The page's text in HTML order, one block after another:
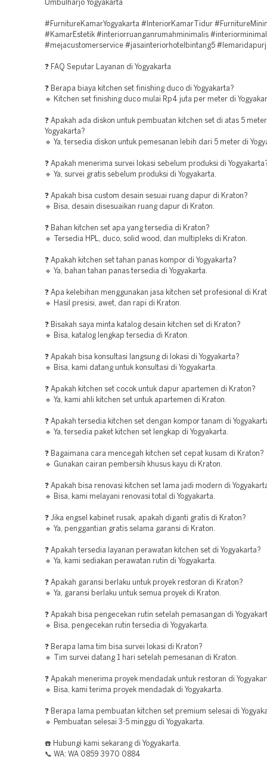
Umbulharjo Yogyakarta
#FurnitureKamarYogyakarta #InteriorKamarTidur
#KamarEstetik #interiorruanganrumahminimalis
#mejacustomerservice #jasainteriorhotelbintang5
❓ FAQ Seputar Layanan di Yogyakarta
❓ Berapa biaya kitchen set finishing duco di Yogyakarta?
🔹 Kitchen set finishing duco mulai Rp4 juta per meter di
❓ Apakah ada diskon untuk pembuatan kitchen set di atas 5
Yogyakarta?
🔹 Ya, tersedia diskon untuk pemesanan lebih dari 5 meter di
❓ Apakah menerima survei lokasi sebelum produksi di
🔹 Ya, survei gratis sebelum produksi di Yogyakarta.
❓ Apakah bisa custom desain sesuai ruang dapur di Kraton?
🔹 Bisa, desain disesuaikan ruang dapur di Kraton.
❓ Bahan kitchen set apa yang tersedia di Kraton?
🔹 Tersedia HPL, duco, solid wood, dan multipleks di Kraton.
❓ Apakah kitchen set tahan panas kompor di Yogyakarta?
🔹 Ya, bahan tahan panas tersedia di Yogyakarta.
❓ Apa kelebihan menggunakan jasa kitchen set profesional di
🔹 Hasil presisi, awet, dan rapi di Kraton.
❓ Bisakah saya minta katalog desain kitchen set di Kraton?
🔹 Bisa, katalog lengkap tersedia di Kraton.
❓ Apakah bisa konsultasi langsung di lokasi di Yogyakarta?
🔹 Bisa, kami datang untuk konsultasi di Yogyakarta.
❓ Apakah kitchen set cocok untuk dapur apartemen di Kraton?
🔹 Ya, kami ahli kitchen set untuk apartemen di Kraton.
❓ Apakah tersedia kitchen set dengan kompor tanam di
🔹 Ya, tersedia paket kitchen set lengkap di Yogyakarta.
❓ Bagaimana cara mencegah kitchen set cepat kusam di Kraton?
🔹 Gunakan cairan pembersih khusus kayu di Kraton.
❓ Apakah bisa renovasi kitchen set lama jadi modern di
🔹 Bisa, kami melayani renovasi total di Yogyakarta.
❓ Jika engsel kabinet rusak, apakah diganti gratis di Kraton?
🔹 Ya, penggantian gratis selama garansi di Kraton.
❓ Apakah tersedia layanan perawatan kitchen set di Yogyakarta?
🔹 Ya, kami sediakan perawatan rutin di Yogyakarta.
❓ Apakah garansi berlaku untuk proyek restoran di Kraton?
🔹 Ya, garansi berlaku untuk semua proyek di Kraton.
❓ Apakah bisa pengecekan rutin setelah pemasangan di
🔹 Bisa, pengecekan rutin tersedia di Yogyakarta.
❓ Berapa lama tim bisa survei lokasi di Kraton?
🔹 Tim survei datang 1 hari setelah pemesanan di Kraton.
❓ Apakah menerima proyek mendadak untuk restoran di
🔹 Bisa, kami terima proyek mendadak di Yogyakarta.
❓ Berapa lama pembuatan kitchen set premium selesai di
🔹 Pembuatan selesai 3-5 minggu di Yogyakarta.
☎️ Hubungi kami sekarang di Yogyakarta.
📞 WA: WA 0859 3970 0884